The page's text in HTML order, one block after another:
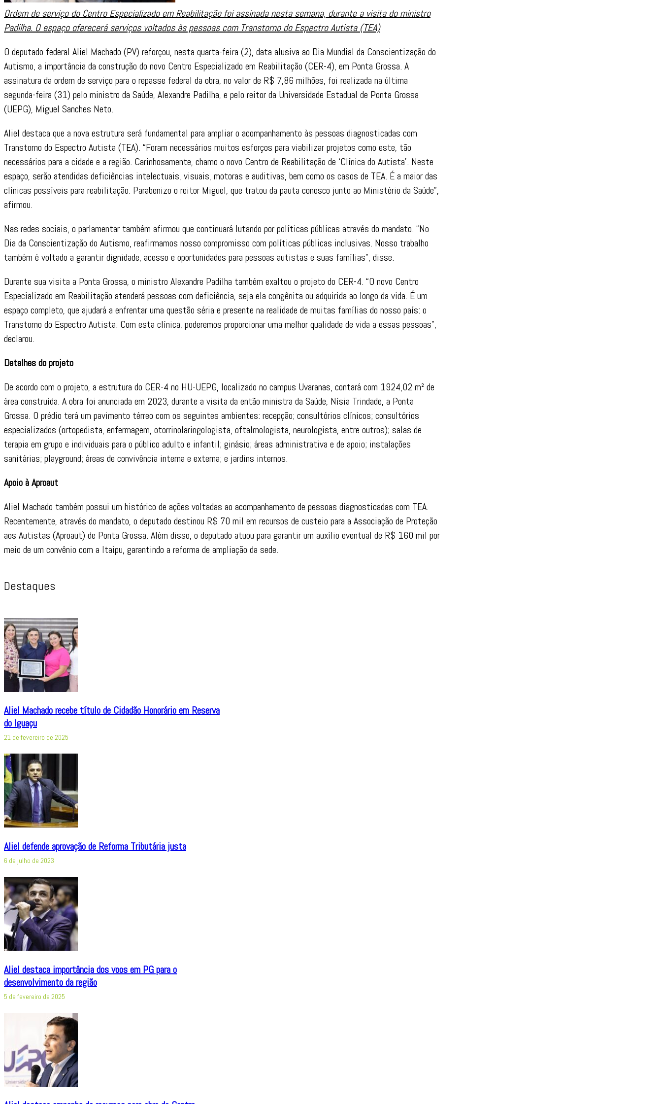
Ordem de serviço do Centro Especializado em Reabilitação foi assinada nesta semana, durante a visita do ministro
Padilha. O espaço oferecerá serviços voltados às pessoas com Transtorno do Espectro Autista (TEA)
O deputado federal Aliel Machado (PV) reforçou, nesta quarta-feira (2), data alusiva ao Dia Mundial da Conscientização do
Autismo, a importância da construção do novo Centro Especializado em Reabilitação (CER-4), em Ponta Grossa. A
assinatura da ordem de serviço para o repasse federal da obra, no valor de R$ 7,86 milhões, foi realizada na última
segunda-feira (31) pelo ministro da Saúde, Alexandre Padilha, e pelo reitor da Universidade Estadual de Ponta Grossa
(UEPG), Miguel Sanches Neto.
Aliel destaca que a nova estrutura será fundamental para ampliar o acompanhamento às pessoas diagnosticadas com
Transtorno do Espectro Autista (TEA). “Foram necessários muitos esforços para viabilizar projetos como este, tão
necessários para a cidade e a região. Carinhosamente, chamo o novo Centro de Reabilitação de ‘Clínica do Autista’. Neste
espaço, serão atendidas deficiências intelectuais, visuais, motoras e auditivas, bem como os casos de TEA. É a maior das
clínicas possíveis para reabilitação. Parabenizo o reitor Miguel, que tratou da pauta conosco junto ao Ministério da Saúde”,
afirmou.
Nas redes sociais, o parlamentar também afirmou que continuará lutando por políticas públicas através do mandato. “No
Dia da Conscientização do Autismo, reafirmamos nosso compromisso com políticas públicas inclusivas. Nosso trabalho
também é voltado a garantir dignidade, acesso e oportunidades para pessoas autistas e suas famílias”, disse.
Durante sua visita a Ponta Grossa, o ministro Alexandre Padilha também exaltou o projeto do CER-4. “O novo Centro
Especializado em Reabilitação atenderá pessoas com deficiência, seja ela congênita ou adquirida ao longo da vida. É um
espaço completo, que ajudará a enfrentar uma questão séria e presente na realidade de muitas famílias do nosso país: o
Transtorno do Espectro Autista. Com esta clínica, poderemos proporcionar uma melhor qualidade de vida a essas pessoas”,
declarou.
Detalhes do projeto
De acordo com o projeto, a estrutura do CER-4 no HU-UEPG, localizado no campus Uvaranas, contará com 1924,02 m² de
área construída. A obra foi anunciada em 2023, durante a visita da então ministra da Saúde, Nísia Trindade, a Ponta
Grossa. O prédio terá um pavimento térreo com os seguintes ambientes: recepção; consultórios clínicos; consultórios
especializados (ortopedista, enfermagem, otorrinolaringologista, oftalmologista, neurologista, entre outros); salas de
terapia em grupo e individuais para o público adulto e infantil; ginásio; áreas administrativa e de apoio; instalações
sanitárias; playground; áreas de convivência interna e externa; e jardins internos.
Apoio à Aproaut
Aliel Machado também possui um histórico de ações voltadas ao acompanhamento de pessoas diagnosticadas com TEA.
Recentemente, através do mandato, o deputado destinou R$ 70 mil em recursos de custeio para a Associação de Proteção
aos Autistas (Aproaut) de Ponta Grossa. Além disso, o deputado atuou para garantir um auxílio eventual de R$ 160 mil por
meio de um convênio com a Itaipu, garantindo a reforma de ampliação da sede.
Destaques
Aliel Machado recebe título de Cidadão Honorário em Reserva
do Iguaçu
21 de fevereiro de 2025
Aliel defende aprovação de Reforma Tributária justa
6 de julho de 2023
Aliel destaca importância dos voos em PG para o
desenvolvimento da região
5 de fevereiro de 2025